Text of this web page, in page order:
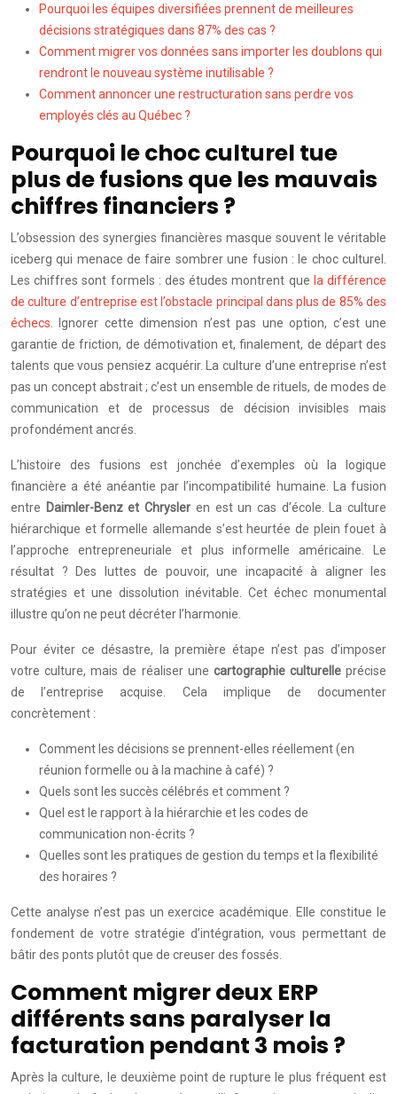
Pourquoi les équipes diversifiées prennent de meilleures
décisions stratégiques dans 87% des cas ?
Comment migrer vos données sans importer les doublons qui
rendront le nouveau système inutilisable ?
Comment annoncer une restructuration sans perdre vos
employés clés au Québec ?
Pourquoi le choc culturel tue
plus de fusions que les mauvais
chiffres financiers ?
L’obsession des synergies financières masque souvent le véritable
iceberg qui menace de faire sombrer une fusion : le choc culturel.
Les chiffres sont formels : des études montrent que la différence
de culture d’entreprise est l’obstacle principal dans plus de 85% des
échecs . Ignorer cette dimension n’est pas une option, c’est une
garantie de friction, de démotivation et, finalement, de départ des
talents que vous pensiez acquérir. La culture d’une entreprise n’est
pas un concept abstrait ; c’est un ensemble de rituels, de modes de
communication et de processus de décision invisibles mais
profondément ancrés.
L’histoire des fusions est jonchée d’exemples où la logique
financière a été anéantie par l’incompatibilité humaine. La fusion
entre Daimler-Benz et Chrysler en est un cas d’école. La culture
hiérarchique et formelle allemande s’est heurtée de plein fouet à
l’approche entrepreneuriale et plus informelle américaine. Le
résultat ? Des luttes de pouvoir, une incapacité à aligner les
stratégies et une dissolution inévitable. Cet échec monumental
illustre qu’on ne peut décréter l’harmonie.
Pour éviter ce désastre, la première étape n’est pas d’imposer
votre culture, mais de réaliser une cartographie culturelleprécise
de l’entreprise acquise. Cela implique de documenter
concrètement :
Comment les décisions se prennent-elles réellement (en
réunion formelle ou à la machine à café) ?
Quels sont les succès célébrés et comment ?
Quel est le rapport à la hiérarchie et les codes de
communication non-écrits ?
Quelles sont les pratiques de gestion du temps et la flexibilité
des horaires ?
Cette analyse n’est pas un exercice académique. Elle constitue le
fondement de votre stratégie d’intégration, vous permettant de
bâtir des ponts plutôt que de creuser des fossés.
Comment migrer deux ERP
différents sans paralyser la
facturation pendant 3 mois ?
Après la culture, le deuxième point de rupture le plus fréquent est